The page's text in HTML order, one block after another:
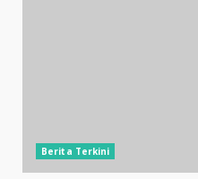
Berita Terkini